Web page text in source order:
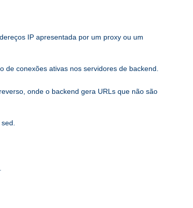
IP apresentada por um proxy ou um
conexões ativas nos servidores de backend.
onde o backend gera URLs que não são